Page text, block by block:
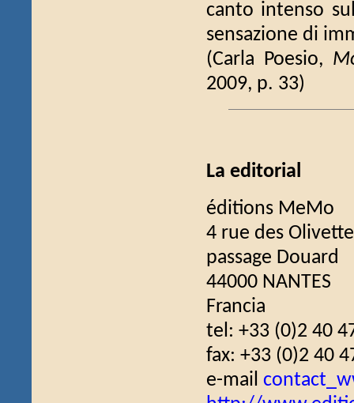
canto intenso
sensazione di
(Carla Poesio,
2009, p. 33)
La editorial
éditions MeMo
4 rue des
passage Douard
44000 NANTES
Francia
tel: +33 (0)2 40
fax: +33 (0)2 40
e-mail